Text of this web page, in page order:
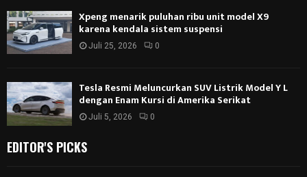
Xpeng menarik puluhan ribu unit model X9
karena kendala sistem suspensi
Juli 25, 2026 0
Tesla Resmi Meluncurkan SUV Listrik Model Y L
dengan Enam Kursi di Amerika Serikat
Juli 5, 2026 0
EDITOR'S PICKS